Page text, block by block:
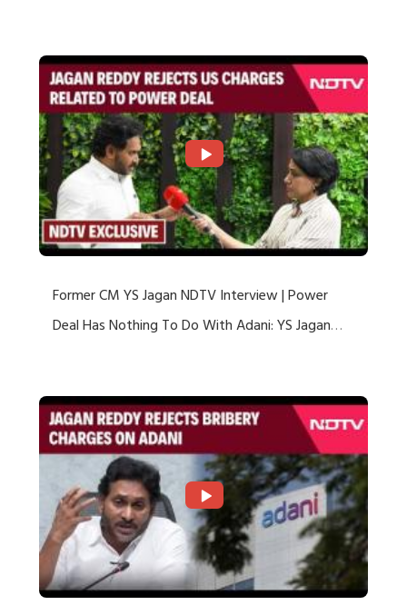
Former CM YS Jagan NDTV Interview | Power
Deal Has Nothing To Do With Adani: YS Jagan